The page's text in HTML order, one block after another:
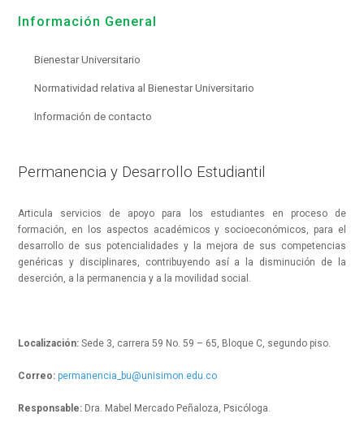
Información General
Bienestar Universitario
Normatividad relativa al Bienestar Universitario
Información de contacto
Permanencia y Desarrollo Estudiantil
Articula servicios de apoyo para los estudiantes en proceso de
formación, en los aspectos académicos y socioeconómicos, para el
desarrollo de sus potencialidades y la mejora de sus competencias
genéricas y disciplinares, contribuyendo así a la disminución de la
deserción, a la permanencia y a la movilidad social.
Localización:Sede 3, carrera 59 No. 59 – 65, Bloque C, segundo piso.
Correo: permanencia_bu@unisimon.edu.co
Responsable: Dra. Mabel Mercado Peñaloza, Psicóloga.